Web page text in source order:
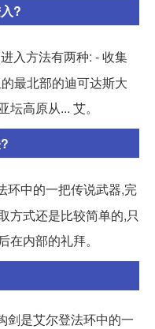
?
入方法有两种: - 收集
最北部的迪可达斯大
高原从... 艾。
环中的一把传说武器,完
方式还是比较简单的,只
内部的礼拜。
剑是艾尔登法环中的一